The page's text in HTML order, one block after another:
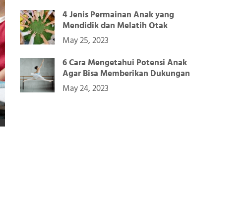
4 Jenis Permainan Anak yang
Mendidik dan Melatih Otak
May 25, 2023
6 Cara Mengetahui Potensi Anak
Agar Bisa Memberikan Dukungan
May 24, 2023